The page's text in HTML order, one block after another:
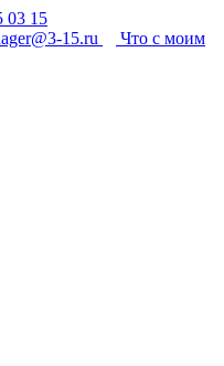
03 15
15.ru
Что с моим